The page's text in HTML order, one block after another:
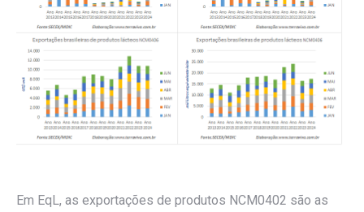
Em EqL, as exportações de produtos NCM0402 são as